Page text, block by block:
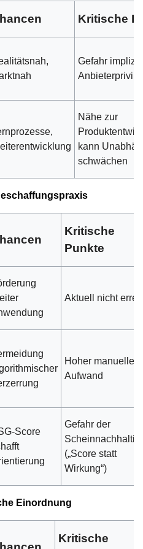
Kritische
Gefahr
Nähe zur
kann
schwächen
Kritische
Punkte
Aktuell nicht
Hoher manueller
Aufwand
Score
Gefahr der
(„Score statt
Wirkung“)
Einordnung
Kritische